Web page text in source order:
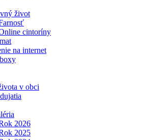
život
cintoríny
na internet
v obci
2026
2025